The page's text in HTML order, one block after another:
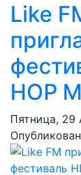
Like
HOP
Пятница, 29